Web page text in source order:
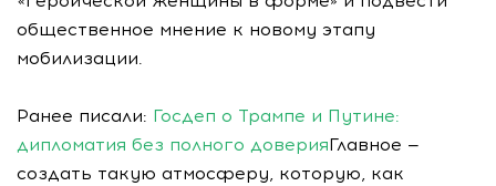
общественное мнение к новому этапу
мобилизации.
Ранее писали: Госдеп о Трампе и Путине:
дипломатия без полного доверияГлавное —
создать такую атмосферу, которую, как